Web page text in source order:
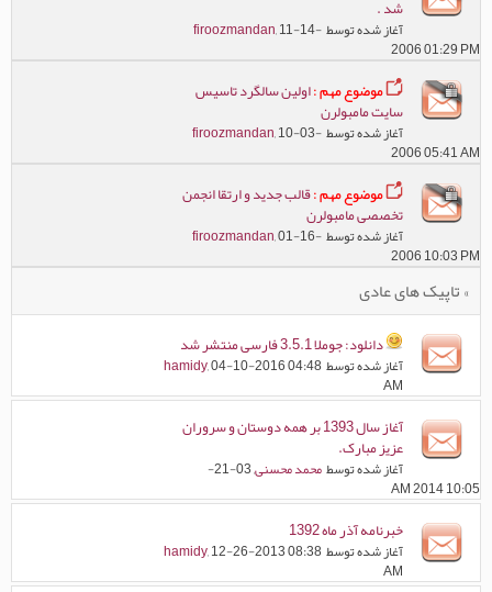
شد .
آغاز شده توسط firoozmandan, 11-14-
2006 01:29 PM
موضوع مهم :اولين سالگرد تاسيس
سايت مامبولرن
آغاز شده توسط firoozmandan, 10-03-
2006 05:41 AM
موضوع مهم :قالب جدید و ارتقا انجمن
تخصصی مامبولرن
آغاز شده توسط firoozmandan, 01-16-
2006 10:03 PM
» تاپیک های عادی
دانلود: جوملا 3.5.1 فارسی منتشر شد
آغاز شده توسط hamidy, 04-10-2016 04:48
AM
آغاز سال 1393 بر همه دوستان و سروران
عزیز مبارک.
آغاز شده توسطمحمد محسنی , 03-21-
2014 10:05 AM
خبرنامه آذر ماه 1392
آغاز شده توسط hamidy, 12-26-2013 08:38
AM